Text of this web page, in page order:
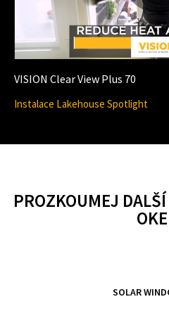
VISION Clear View Plus 70
Instalace Lakehouse Spotlight
PROZKOUMEJ
SOLAR